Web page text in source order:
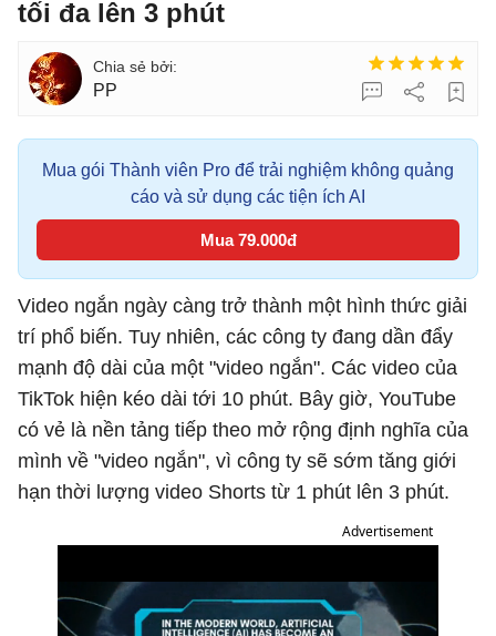
tối đa lên 3 phút
PP
Mua gói Thành viên Pro để trải nghiệm không quảng
cáo và sử dụng các tiện ích AI
Mua 79.000đ
Video ngắn ngày càng trở thành một hình thức giải
trí phổ biến. Tuy nhiên, các công ty đang dần đẩy
mạnh độ dài của một "video ngắn". Các video của
TikTok hiện kéo dài tới 10 phút. Bây giờ, YouTube
có vẻ là nền tảng tiếp theo mở rộng định nghĩa của
mình về "video ngắn", vì công ty sẽ sớm tăng giới
hạn thời lượng video Shorts từ 1 phút lên 3 phút.
Advertisement